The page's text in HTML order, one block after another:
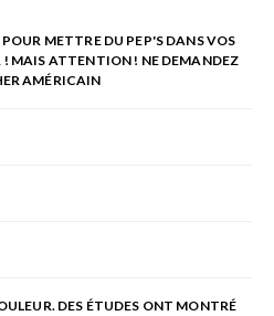
METTRE DU PEP'S DANS VOS
MAIS ATTENTION ! NE DEMANDEZ
AMÉRICAIN
DES ÉTUDES ONT MONTRÉ